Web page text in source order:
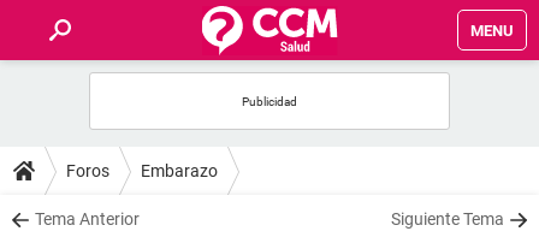
MENU
FOROS
SALUD
Foros Embarazo
Tema Anterior Siguiente Tema